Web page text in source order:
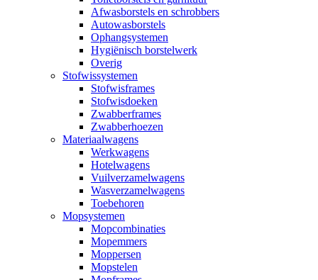
Afwasborstels en schrobbers
Autowasborstels
Ophangsystemen
Hygiënisch borstelwerk
Overig
Stofwissystemen
Stofwisframes
Stofwisdoeken
Zwabberframes
Zwabberhoezen
Materiaalwagens
Werkwagens
Hotelwagens
Vuilverzamelwagens
Wasverzamelwagens
Toebehoren
Mopsystemen
Mopcombinaties
Mopemmers
Moppersen
Mopstelen